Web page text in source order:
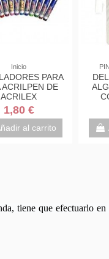
Inicio
PARA
ACRILPEN DE
ACRILEX
1,80 €
al carrito
tiene que efectuarlo